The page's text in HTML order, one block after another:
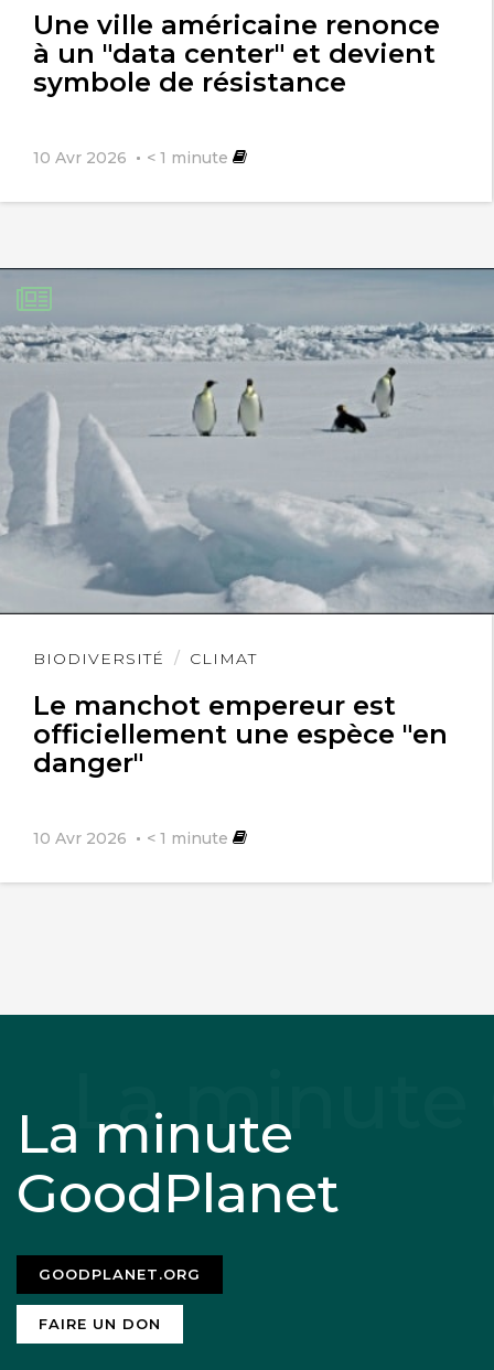
Une ville américaine renonce
à un "data center" et devient
symbole de résistance
10 Avr 2026 < 1 minute
BIODIVERSITÉ CLIMAT
Le manchot empereur est
officiellement une espèce "en
danger"
10 Avr 2026 < 1 minute
Lire
La minute
GoodPlanet
GOODPLANET.ORG
FAIRE UN DON